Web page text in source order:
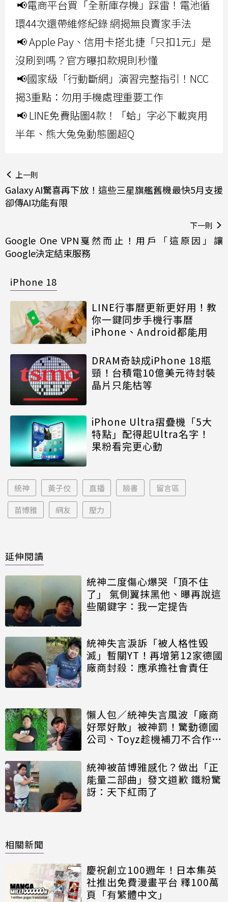
📢電商平台買「全新庫存機」踩雷！電池循
環44次還帶維修紀錄 網揭無良賣家手法
📢 Apple Pay、信用卡搭北捷「只扣1元」是
沒刷到嗎？官方曝扣款規則秒懂
📢國家級「行動斷網」演習完整指引！NCC
揭3重點：勿用手機處理重要工作
📢 LINE免費貼圖4款！「蛤」字必下載爽用
半年、熊大兔兔動態圖超Q
上一則
Galaxy AI驚喜再下放！這些三星旗艦舊機最快5月支援
卻傳AI功能有限
下一則
Google One VPN戛然而止！用戶「這原因」讓
Google決定結束服務
iPhone 18
LINE行事曆更新更好用！教
你一鍵同步手機行事曆
iPhone、Android都能用
DRAM奇缺成iPhone 18瓶
頸！台積電10億美元待封裝
晶片只能枯等
iPhone Ultra摺疊機「5大
特點」配得起Ultra名字！
果粉看完更心動
統神 黃子佼 直播 臉書 留言區
苗博雅 網友 壓力
延伸閱讀
統神二度傷心爆哭「頂不住
了」 氣側翼抹黑他、曝再說這
些關鍵字：我一定提告
統神失言淚訴「被人格性毀
滅」暫關YT！再增第12家德國
廠商封殺：應承擔社會責任
懶人包／統神失言風波「廠商
好聚好散」被神罰！驚動德國
公司、Toyz趁機補刀不合作
統神被苗博雅感化？做出「正
能量二部曲」發文道歉 鐵粉驚
訝：天下紅雨了
相關新聞
慶祝創立100週年！日本集英
社推出免費漫畫平台 釋100萬
頁「有繁體中文」